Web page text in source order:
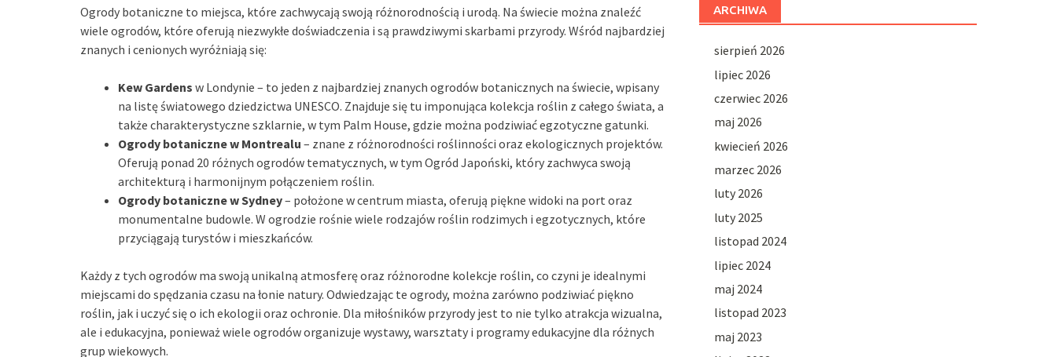
Ogrody botaniczne to miejsca, które zachwycają swoją różnorodnością i urodą. Na świecie można znaleźć
wiele ogrodów, które oferują niezwykłe doświadczenia i są prawdziwymi skarbami przyrody. Wśród najbardziej
znanych i cenionych wyróżniają się:
Kew Gardens w Londynie – to jeden z najbardziej znanych ogrodów botanicznych na świecie, wpisany
na listę światowego dziedzictwa UNESCO. Znajduje się tu imponująca kolekcja roślin z całego świata, a
także charakterystyczne szklarnie, w tym Palm House, gdzie można podziwiać egzotyczne gatunki.
Ogrody botaniczne w Montrealu – znane z różnorodności roślinności oraz ekologicznych projektów.
Oferują ponad 20 różnych ogrodów tematycznych, w tym Ogród Japoński, który zachwyca swoją
architekturą i harmonijnym połączeniem roślin.
Ogrody botaniczne w Sydney– położone w centrum miasta, oferują piękne widoki na port oraz
monumentalne budowle. W ogrodzie rośnie wiele rodzajów roślin rodzimych i egzotycznych, które
przyciągają turystów i mieszkańców.
Każdy z tych ogrodów ma swoją unikalną atmosferę oraz różnorodne kolekcje roślin, co czyni je idealnymi
miejscami do spędzania czasu na łonie natury. Odwiedzając te ogrody, można zarówno podziwiać piękno
roślin, jak i uczyć się o ich ekologii oraz ochronie. Dla miłośników przyrody jest to nie tylko atrakcja wizualna,
ale i edukacyjna, ponieważ wiele ogrodów organizuje wystawy, warsztaty i programy edukacyjne dla różnych
grup wiekowych.
ARCHIWA
sierpień 2026
lipiec 2026
czerwiec 2026
maj 2026
kwiecień 2026
marzec 2026
luty 2026
luty 2025
listopad 2024
lipiec 2024
maj 2024
listopad 2023
maj 2023